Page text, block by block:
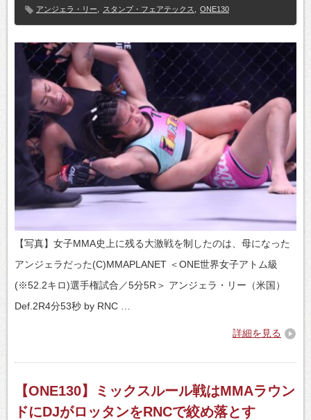
アンジェラ・リー スタンプ・フェアテックス ONE130
【写真】女子MMA史上に残る大激戦を制したのは、母になった
アンジェラだった(C)MMAPLANET ＜ONE世界女子アトム級
(※52.2キロ)選手権試合／5分5R＞ アンジェラ・リー（米国）
Def.2R4分53秒 by RNC …
詳細を見る
【ONE130】ミックスルール戦はMMAラウン
ドにDJがロッタンをRNCで絞め落とす